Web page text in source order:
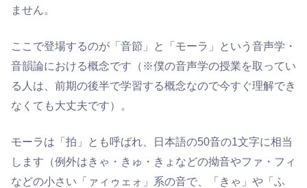
ません。
ここで登場するのが「音節」と「モーラ」という音声学・
音韻論における概念です（※僕の音声学の授業を取ってい
る人は、前期の後半で学習する概念なので今すぐ理解でき
なくても大丈夫です）。
モーラは「拍」とも呼ばれ、日本語の50音の1文字に相当
します（例外はきゃ・きゅ・きょなどの拗音やファ・フィ
などの小さい「ァィゥェォ」系の音で、「きゃ」や「ふ